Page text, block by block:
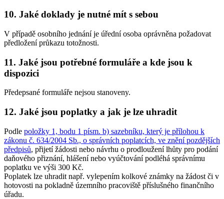
10. Jaké doklady je nutné mít s sebou
V případě osobního jednání je úřední osoba oprávněna požadovat
předložení průkazu totožnosti.
11. Jaké jsou potřebné formuláře a kde jsou k
dispozici
Předepsané formuláře nejsou stanoveny.
12. Jaké jsou poplatky a jak je lze uhradit
Podle položky 1, bodu 1 písm. b) sazebníku, který je přílohou k
zákonu č. 634/2004 Sb., o správních poplatcích, ve znění pozdějších
předpisů, přijetí žádosti nebo návrhu o prodloužení lhůty pro podání
daňového přiznání, hlášení nebo vyúčtování podléhá správnímu
poplatku ve výši 300 Kč.
Poplatek lze uhradit např. vylepením kolkové známky na žádost či v
hotovosti na pokladně územního pracoviště příslušného finančního
úřadu.